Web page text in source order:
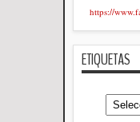
https://
ETIQUETAS